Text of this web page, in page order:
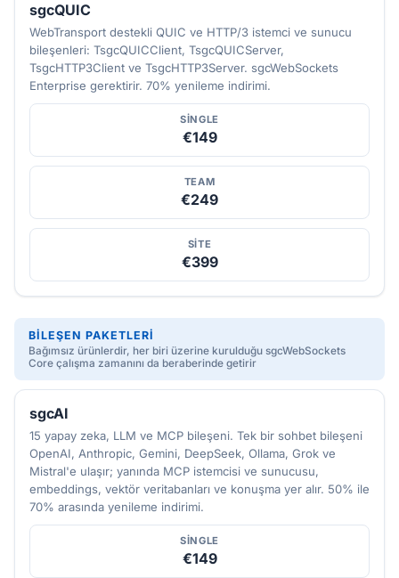
sgcQUIC
WebTransport destekli QUIC ve HTTP/3 istemci ve sunucu
bileşenleri: TsgcQUICClient, TsgcQUICServer,
TsgcHTTP3Client ve TsgcHTTP3Server. sgcWebSockets
Enterprise gerektirir. 70% yenileme indirimi.
SINGLE
€149
TEAM
€249
SITE
€399
BILEŞEN PAKETLERI
Bağımsız ürünlerdir, her biri üzerine kurulduğu sgcWebSockets
Core çalışma zamanını da beraberinde getirir
sgcAI
15 yapay zeka, LLM ve MCP bileşeni. Tek bir sohbet bileşeni
OpenAI, Anthropic, Gemini, DeepSeek, Ollama, Grok ve
Mistral'e ulaşır; yanında MCP istemcisi ve sunucusu,
embeddings, vektör veritabanları ve konuşma yer alır. 50% ile
70% arasında yenileme indirimi.
SINGLE
€149